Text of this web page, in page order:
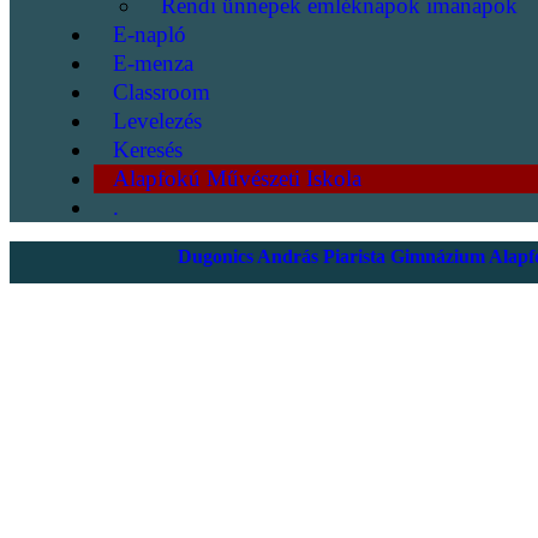
Rendi ünnepek emléknapok imanapok
E-napló
E-menza
Classroom
Levelezés
Keresés
Alapfokú Művészeti Iskola
.
Dugonics András Piarista Gimnázium